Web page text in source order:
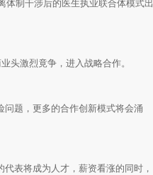
头激烈竟争，进入战略合作。
题，更多的合作创新模式将会涌
表将成为人才，薪资看涨的同时，